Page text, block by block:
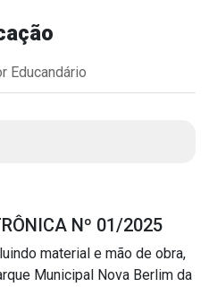
Educandário
Nº 01/2025
material e mão de obra,
Municipal Nova Berlim da